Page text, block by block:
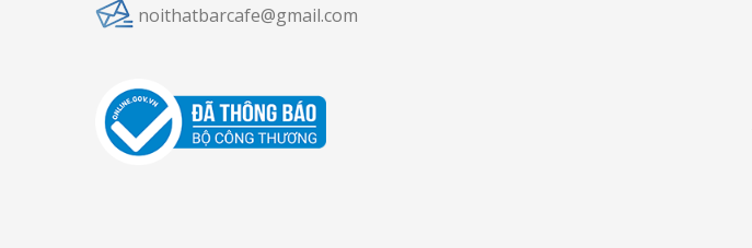
noithatbarcafe@gmail.com